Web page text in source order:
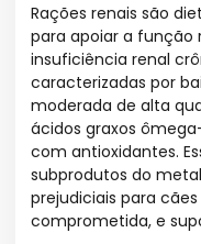
Rações renais são
para apoiar a função
insuficiência renal
caracterizadas por
moderada de alta
ácidos graxos
com antioxidantes.
subprodutos do
prejudiciais para
comprometida, e